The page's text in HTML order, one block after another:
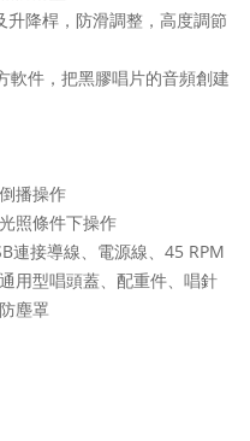
降桿，防滑調整，高度調節
件，把黑膠唱片的音頻創建
播操作
照條件下操作
連接導線、電源線、45 RPM
用型唱頭蓋、配重件、唱針
塵罩